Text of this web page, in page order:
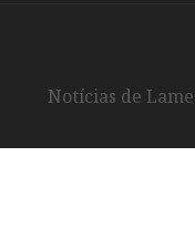
Notícias de